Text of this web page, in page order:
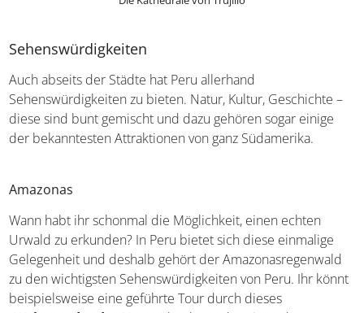
Die Kathedrale von Trujillo
Sehenswürdigkeiten
Sehenswürdigkeiten zu bieten. Natur, Kultur, Geschichte
einige der bekanntesten Attraktionen von ganz
Südamerika.
Amazonas